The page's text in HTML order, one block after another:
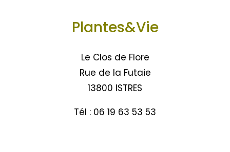
Plantes&Vie
Le Clos de Flore
Rue de la Futaie
13800 ISTRES
Tél : 06 19 63 53 53